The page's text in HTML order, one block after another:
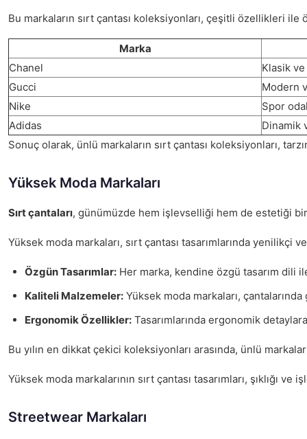
Bu markaların sırt çantası koleksiyonları, çeşitli özellikleri ile
Marka
Chanel
Klasik
Gucci
Modern
Nike
Spor
Adidas
Dinamik
Sonuç olarak, ünlü markaların sırt çantası koleksiyonları,
Yüksek Moda Markaları
Sırt çantaları, günümüzde hem işlevselliği hem de estetiği
Yüksek moda markaları, sırt çantası tasarımlarında
Özgün Tasarımlar: Her marka, kendine özgü tasarım dili
Kaliteli Malzemeler: Yüksek moda markaları,
Ergonomik Özellikler: Tasarımlarında ergonomik
Bu yılın en dikkat çekici koleksiyonları arasında, ünlü
Yüksek moda markalarının sırt çantası tasarımları,
Streetwear Markaları